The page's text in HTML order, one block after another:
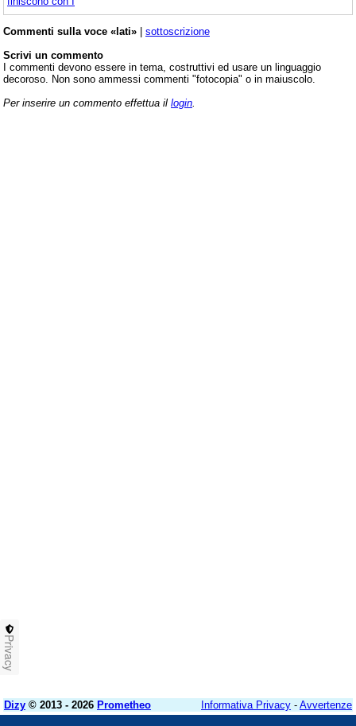
Commenti sulla voce «lati» | sottoscrizione
Scrivi un commento
I commenti devono essere in tema, costruttivi ed usare un linguaggio
decoroso. Non sono ammessi commenti "fotocopia" o in maiuscolo.
Per inserire un commento effettua il login
Dizy © 2013 - 2026 Prometheo Informativa Privacy - Avvertenze
Privacy